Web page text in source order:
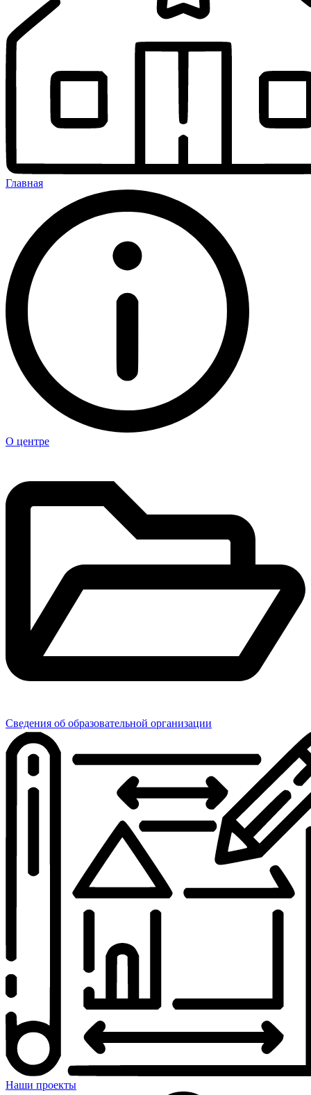
Главная
О центре
Сведения об образовательной организации
Наши проекты